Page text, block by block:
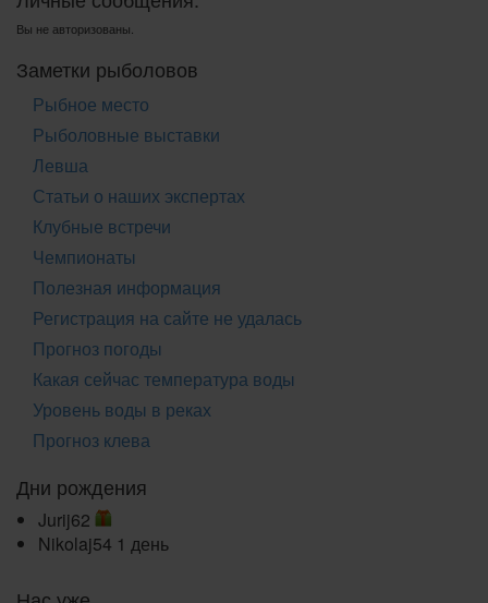
Вы не авторизованы.
Заметки рыболовов
Рыбное место
Рыболовные выставки
Левша
Статьи о наших экспертах
Клубные встречи
Чемпионаты
Полезная информация
Регистрация на сайте не удалась
Прогноз погоды
Какая сейчас температура воды
Уровень воды в реках
Прогноз клева
Дни рождения
Jurij62
Nikolaj54 1 день